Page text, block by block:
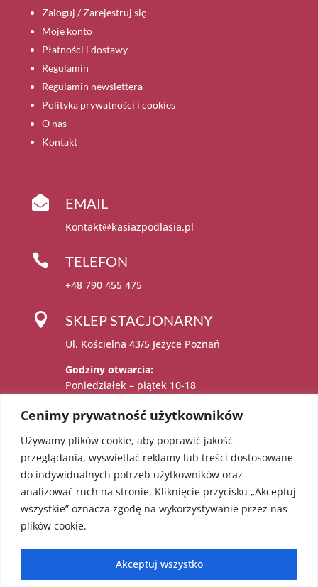
Cenimy prywatność użytkowników
Używamy plików cookie, aby poprawić jakość
przeglądania, wyświetlać reklamy lub treści dostosowane
do indywidualnych potrzeb użytkowników oraz
analizować ruch na stronie. Kliknięcie przycisku „Akceptuj
wszystkie” oznacza zgodę na wykorzystywanie przez nas
plików cookie.
Akceptuj wszystko
Zaloguj / Zarejestruj się
Moje konto
Płatności i dostawy
Regulamin
Regulamin newslettera
Polityka prywatności i cookies
O nas
Kontakt
 EMAIL
Kontakt@kasiazpodlasia.pl
 TELEFON
+48 790 455 475
 SKLEP STACJONARNY
Ul. Kościelna 43/5 Jeżyce Poznań
Godziny otwarcia:
Poniedziałek – piątek 10-18

Administratorem danych osobowych jest:
Katarzyna Sadowska – Karolczak prowadzący
działalność gospodarczą pod firmą EcoAngel
Katarzyna Sadowska – Karolczak pod adresem
os. Bolesława Chrobrego 36/18, 60-681
Poznań. NIP: 5451623303 REGON: 052241855